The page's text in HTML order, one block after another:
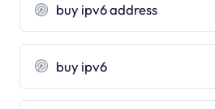
buy ipv6 address
buy ipv6